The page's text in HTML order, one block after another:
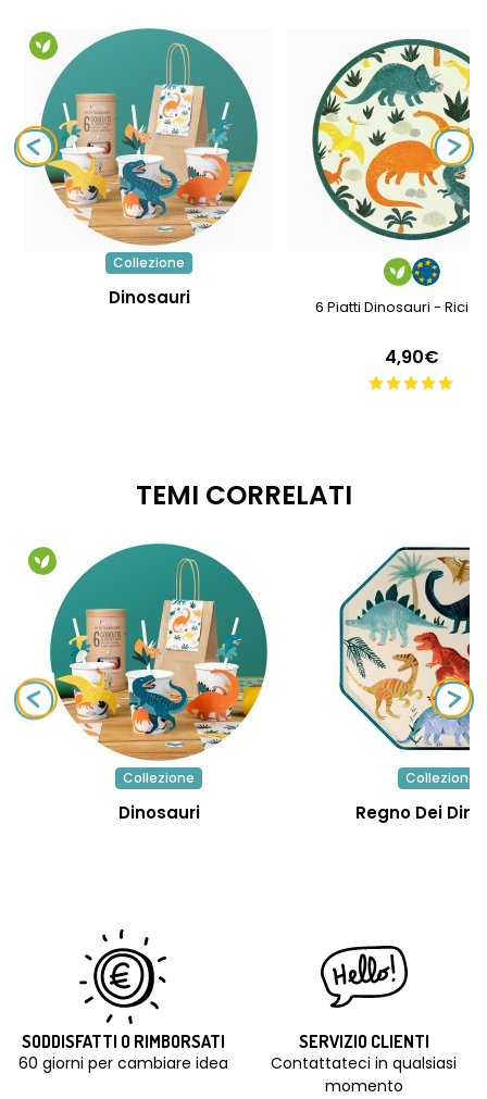
Collezione
Dinosauri 6 Piatti Dinosauri -
4,90€
TEMI CORRELATI
Collezione
Dinosauri
Collezione
Regno Dei
SODDISFATTI O RIMBORSATI
60 giorni per cambiare idea
SERVIZIO CLIENTI
Contattateci in qualsiasi
momento